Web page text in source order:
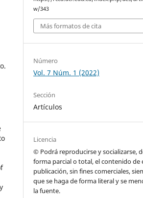
w/343
Más formatos de cita
Número
Vol. 7 Núm. 1 (2022)
Sección
Artículos
Licencia
© Podrá reproducirse y socializarse,
forma parcial o total, el contenido de
publicación, sin fines comerciales,
que se haga de forma literal y se
la fuente.